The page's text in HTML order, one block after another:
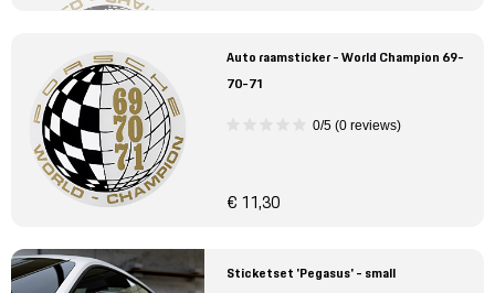
Auto raamsticker - World Champion 69-
70-71
0/5 (0 reviews)
€ 11,30
Sticketset 'Pegasus' - small